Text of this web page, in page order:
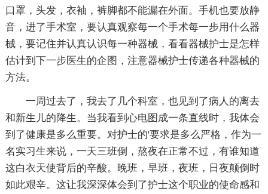
口罩，头发，衣袖，裤脚都不能漏在外面。手机也要放静
音，进了手术室，要认真观察每一个手术每一步用什么器
械，要记住并认真认识每一种器械，看看器械护士是怎样
估计到下一步医生的企图，注意器械护士传递各种器械的
方法。
一周过去了，我去了几个科室，也见到了病人的离去
和新生儿的降生。当我看到心电图成一条直线时，我体会
到了健康是多么重要。对护士的'要求是多么严格，作为一
名实习生来说，一天三班倒，熬夜在正常不过，有谁知道
这白衣天使背后的辛酸。晚班，早班，夜班，日夜颠倒时
如此艰辛。这让我深深体会到了护士这个职业的使命感和